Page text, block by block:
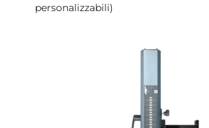
personalizzabili)